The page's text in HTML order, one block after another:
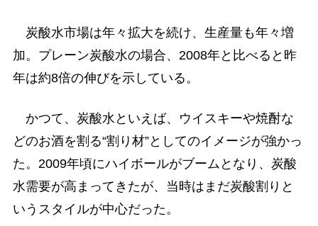
炭酸水市場は年々拡大を続け、生産量も年々増
加。プレーン炭酸水の場合、2008年と比べると昨
年は約8倍の伸びを示している。
かつて、炭酸水といえば、ウイスキーや焼酎な
どのお酒を割る“割り材”としてのイメージが強かっ
た。2009年頃にハイボールがブームとなり、炭酸
水需要が高まってきたが、当時はまだ炭酸割りと
いうスタイルが中心だった。